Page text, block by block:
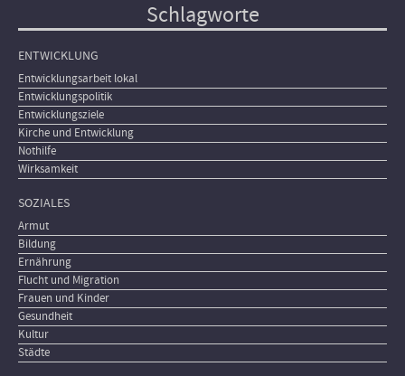
Schlagworte
ENTWICKLUNG
Entwicklungsarbeit lokal
Entwicklungspolitik
Entwicklungsziele
Kirche und Entwicklung
Nothilfe
Wirksamkeit
SOZIALES
Armut
Bildung
Ernährung
Flucht und Migration
Frauen und Kinder
Gesundheit
Kultur
Städte